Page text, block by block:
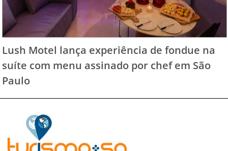
Lush Motel lança experiência de fondue na
suíte com menu assinado por chef em São
Paulo